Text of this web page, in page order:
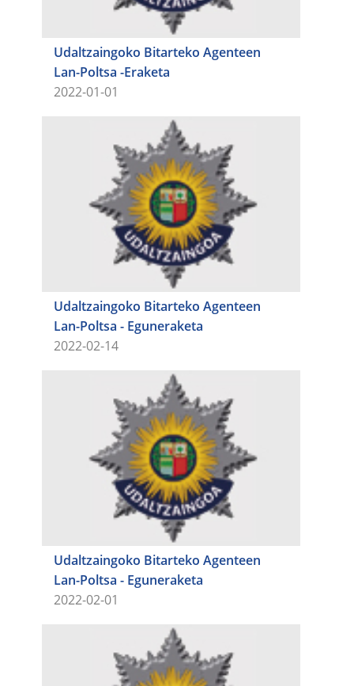
Udaltzaingoko Bitarteko Agenteen
Lan-Poltsa -Eraketa​​​​​​​
2022-01-01
Udaltzaingoko Bitarteko Agenteen
Lan-Poltsa - Eguneraketa
2022-02-14
Udaltzaingoko Bitarteko Agenteen
Lan-Poltsa - Eguneraketa
2022-02-01